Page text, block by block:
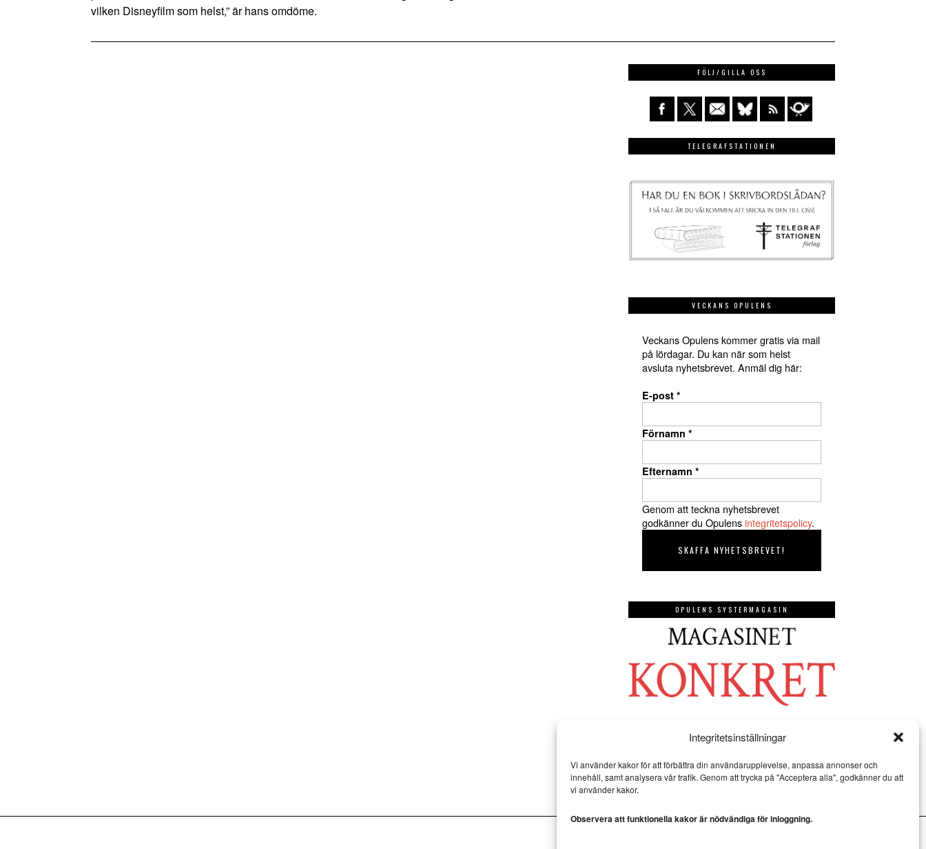
Integritetsinställningar
Vi använder kakor för att förbättra din användarupplevelse, anpassa annonser och
innehåll, samt analysera vår trafik. Genom att trycka på "Acceptera alla", godkänner du att
vi använder kakor.
Observera att funktionella kakor är nödvändiga för inloggning.
vilken Disneyfilm som helst,” är hans omdöme.
FÖLJ/GILLA OSS
TELEGRAFSTATIONEN
VECKANS OPULENS
Veckans Opulens kommer gratis via mail
på lördagar. Du kan när som helst
avsluta nyhetsbrevet. Anmäl dig här:
E-post *
Förnamn *
Efternamn *
Genom att teckna nyhetsbrevet
godkänner du Opulensintegritetspolicy.
OPULENS SYSTERMAGASIN